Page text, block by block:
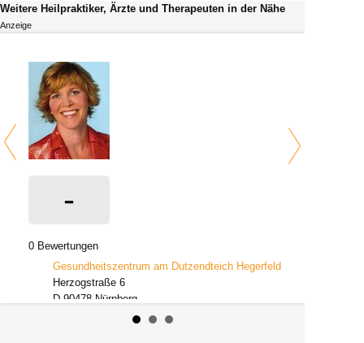
Weitere Heilpraktiker, Ärzte und Therapeuten in der Nähe
Anzeige
-
0 Bewertungen
Gesundheitszentrum am Dutzendteich Hegerfeld
Herzogstraße 6
D-90478 Nürnberg
Beruf: Heilpraktikerin